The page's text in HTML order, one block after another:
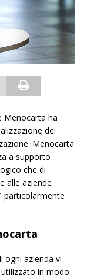
Menocarta ha
dei
Menocarta
a supporto
che di
alle aziende
particolarmente
ogni azienda vi
in modo